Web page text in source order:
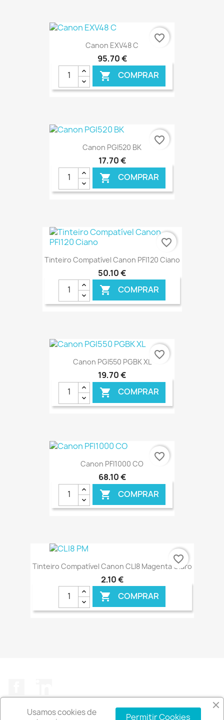
€ ONLINE
Canon EXV48 C
95,70 €
 COMPRAR
€ ONLINE
favorite_border
Canon PGI520 BK
17,70 €
 COMPRAR
€ ONLINE
favorite_border
Tinteiro Compatível Canon PFI120 Ciano
50,10 €
 COMPRAR
favorite_border
Canon PGI550 PGBK XL
19,70 €
 COMPRAR
€ ONLINE
favorite_border
Canon PFI1000 CO
68,10 €
 COMPRAR
favorite_border
Tinteiro Compatível Canon CLI8 Magenta Claro
2,10 €
 COMPRAR
favorite_border
Usamos cookies de
Permitir Cookies